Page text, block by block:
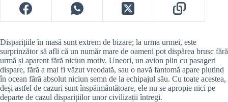
Disparițiile în masă sunt extrem de bizare; la urma urmei, este
surprinzător să afli că un număr mare de oameni pot dispărea brusc fără
urmă și aparent fără niciun motiv. Uneori, un avion plin cu pasageri
dispare, fără a mai fi văzut vreodată, sau o navă fantomă apare plutind
în ocean fără absolut niciun semn de la echipajul său. Cu toate acestea,
deși astfel de cazuri sunt înspăimântătoare, ele nu se apropie nici pe
departe de cazul disparițiilor unor civilizații întregi.